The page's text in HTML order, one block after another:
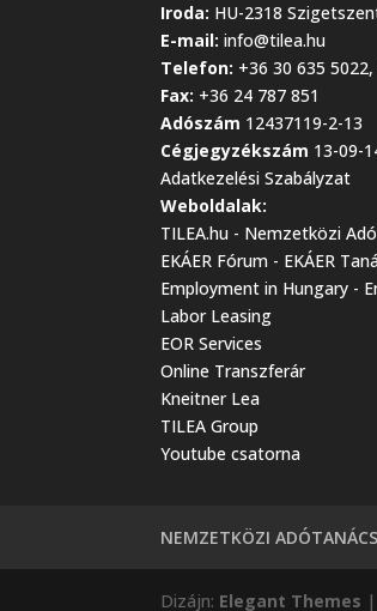
Iroda: HU-2318
E-mail: info@tilea.hu
Telefon: +36 30 635
Fax: +36 24 787 851
Adószám 12437119-2-13
Cégjegyzékszám 13-09-
Adatkezelési Szabályzat
Weboldalak:
TILEA.hu - Nemzetközi
EKÁER Fórum - EKÁER
Employment in Hungary -
Labor Leasing
EOR Services
Online Transzferár
Kneitner Lea
TILEA Group
Youtube csatorna
NEMZETKÖZI
Dizájn: Elegant Themes